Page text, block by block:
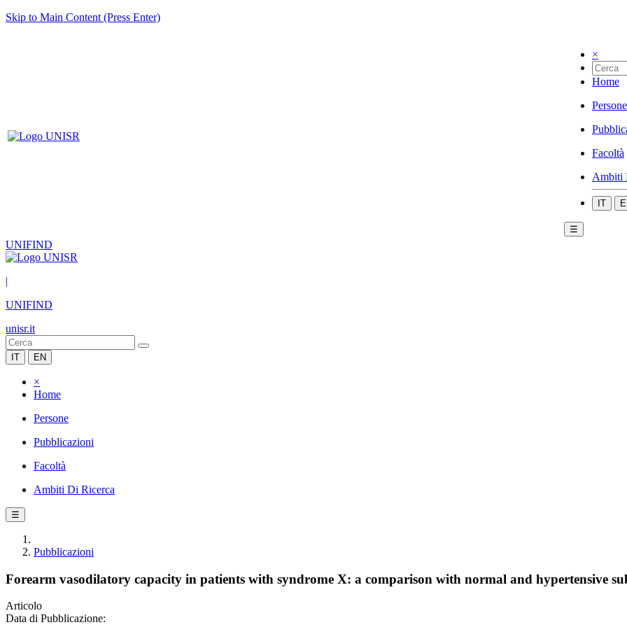
Skip to Main Content (Press Enter)
×
Home
Persone
Facoltà
Ambiti
IT
☰
UNIFIND
|
UNIFIND
unisr.it
IT EN
×
Home
Persone
Pubblicazioni
Facoltà
Ambiti Di Ricerca
☰
Pubblicazioni
Forearm vasodilatory capacity in patients with syndrome X: a comparison with normal and hypertensive
Articolo
Data di Pubblicazione: